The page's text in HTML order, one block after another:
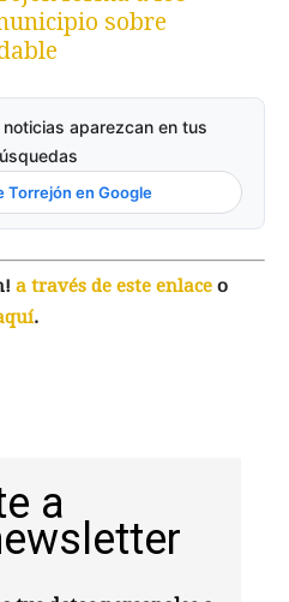
sobre
aparezcan en tus
Torrejón en Google
a través de este enlace o
.
a